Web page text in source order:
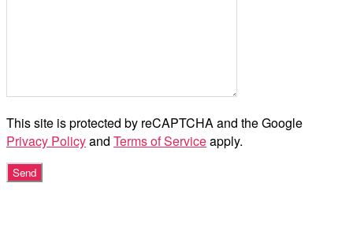
This site is protected by reCAPTCHA and the Google
Privacy Policyand Terms of Serviceapply.